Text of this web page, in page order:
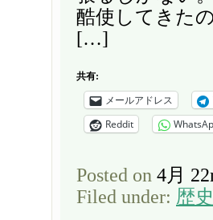
酷使してきた
[…]
共有:
メールアドレス
Reddit
Posted on 4月
Filed under: 歴